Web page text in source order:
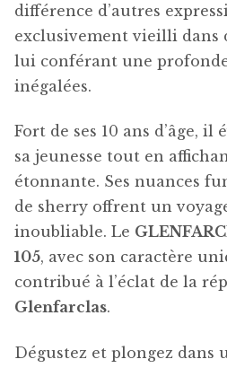
différence d’autres
exclusivement vieilli dans
lui conférant une
inégalées.
Fort de ses 10 ans d’âge, il
sa jeunesse tout en
étonnante. Ses nuances
de sherry offrent un
inoubliable. Le
105, avec son caractère
contribué à l’éclat de la
Glenfarclas.
Dégustez et plongez dans